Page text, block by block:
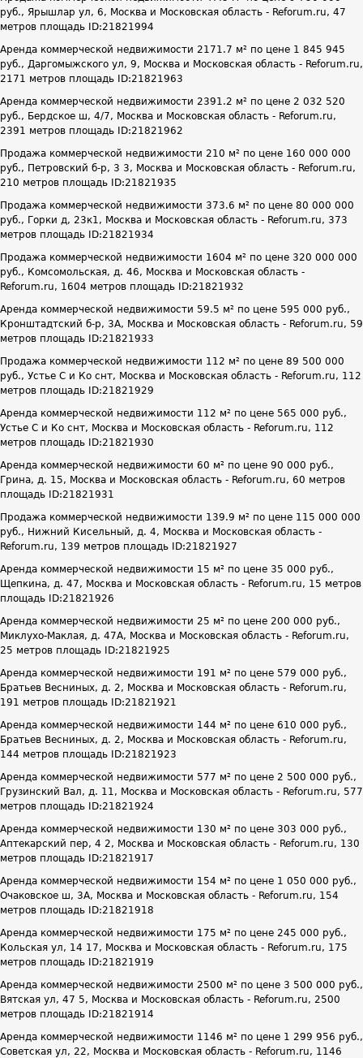
руб., Ярышлар ул, 6, Москва и Московская область - Reforum.ru, 47
метров площадь ID:21821994
Аренда коммерческой недвижимости 2171.7 м² по цене 1 845 945
руб., Даргомыжского ул, 9, Москва и Московская область - Reforum.ru,
2171 метров площадь ID:21821963
Аренда коммерческой недвижимости 2391.2 м² по цене 2 032 520
руб., Бердское ш, 4/7, Москва и Московская область - Reforum.ru,
2391 метров площадь ID:21821962
Продажа коммерческой недвижимости 210 м² по цене 160 000 000
руб., Петровский б-р, 3 3, Москва и Московская область - Reforum.ru,
210 метров площадь ID:21821935
Продажа коммерческой недвижимости 373.6 м² по цене 80 000 000
руб., Горки д, 23к1, Москва и Московская область - Reforum.ru, 373
метров площадь ID:21821934
Продажа коммерческой недвижимости 1604 м² по цене 320 000 000
руб., Комсомольская, д. 46, Москва и Московская область -
Reforum.ru, 1604 метров площадь ID:21821932
Аренда коммерческой недвижимости 59.5 м² по цене 595 000 руб.,
Кронштадтский б-р, 3А, Москва и Московская область - Reforum.ru, 59
метров площадь ID:21821933
Продажа коммерческой недвижимости 112 м² по цене 89 500 000
руб., Устье С и Ко снт, Москва и Московская область - Reforum.ru, 112
метров площадь ID:21821929
Аренда коммерческой недвижимости 112 м² по цене 565 000 руб.,
Устье С и Ко снт, Москва и Московская область - Reforum.ru, 112
метров площадь ID:21821930
Аренда коммерческой недвижимости 60 м² по цене 90 000 руб.,
Грина, д. 15, Москва и Московская область - Reforum.ru, 60 метров
площадь ID:21821931
Продажа коммерческой недвижимости 139.9 м² по цене 115 000 000
руб., Нижний Кисельный, д. 4, Москва и Московская область -
Reforum.ru, 139 метров площадь ID:21821927
Аренда коммерческой недвижимости 15 м² по цене 35 000 руб.,
Щепкина, д. 47, Москва и Московская область - Reforum.ru, 15 метров
площадь ID:21821926
Аренда коммерческой недвижимости 25 м² по цене 200 000 руб.,
Миклухо-Маклая, д. 47А, Москва и Московская область - Reforum.ru,
25 метров площадь ID:21821925
Аренда коммерческой недвижимости 191 м² по цене 579 000 руб.,
Братьев Весниных, д. 2, Москва и Московская область - Reforum.ru,
191 метров площадь ID:21821921
Аренда коммерческой недвижимости 144 м² по цене 610 000 руб.,
Братьев Весниных, д. 2, Москва и Московская область - Reforum.ru,
144 метров площадь ID:21821923
Аренда коммерческой недвижимости 577 м² по цене 2 500 000 руб.,
Грузинский Вал, д. 11, Москва и Московская область - Reforum.ru, 577
метров площадь ID:21821924
Аренда коммерческой недвижимости 130 м² по цене 303 000 руб.,
Аптекарский пер, 4 2, Москва и Московская область - Reforum.ru, 130
метров площадь ID:21821917
Аренда коммерческой недвижимости 154 м² по цене 1 050 000 руб.,
Очаковское ш, 3А, Москва и Московская область - Reforum.ru, 154
метров площадь ID:21821918
Аренда коммерческой недвижимости 175 м² по цене 245 000 руб.,
Кольская ул, 14 17, Москва и Московская область - Reforum.ru, 175
метров площадь ID:21821919
Аренда коммерческой недвижимости 2500 м² по цене 3 500 000 руб.,
Вятская ул, 47 5, Москва и Московская область - Reforum.ru, 2500
метров площадь ID:21821914
Аренда коммерческой недвижимости 1146 м² по цене 1 299 956 руб.,
Советская ул, 22, Москва и Московская область - Reforum.ru, 1146